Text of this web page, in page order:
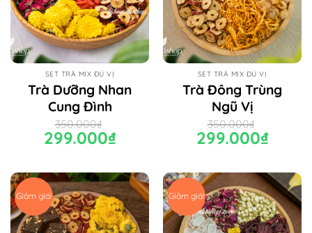
SET TRÀ MIX ĐỦ VỊ
Trà Dưỡng Nhan
Cung Đình
350.000₫
Giá
gốc
299.000₫Giá
hiện
SET TRÀ MIX ĐỦ VỊ
Trà Đông Trùng
Ngũ Vị
350.000₫
Giá
gốc
299.000₫Giá
hiện
Giảm giá! Giảm giá!